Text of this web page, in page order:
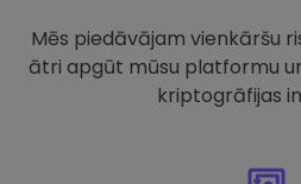
Mēs piedāvājam vienkāršu
ātri apgūt mūsu platformu
kriptogrāfijas